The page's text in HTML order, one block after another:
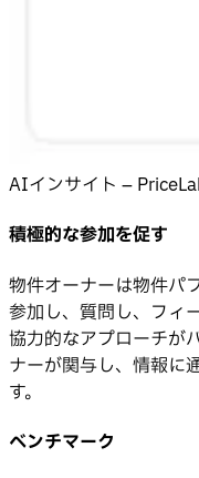
AIインサイト –
積極的な参加を促す
物件オーナーは物件パ
参加し、質問し、フィ
協力的なアプローチが
ナーが関与し、情報に
す。
ベンチマーク